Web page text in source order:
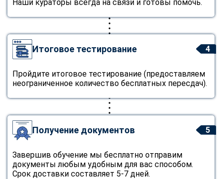
Наши кураторы всегда на связи и готовы помочь.
4
Итоговое тестирование
Пройдите итоговое тестирование (предоставляем
неограниченное количество бесплатных пересдач).
5
Получение документов
Завершив обучение мы бесплатно отправим
документы любым удобным для вас способом.
Срок доставки составляет 5-7 дней.